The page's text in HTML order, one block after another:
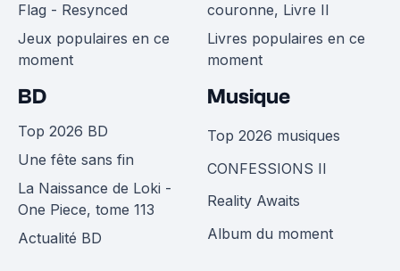
Flag - Resynced
Jeux populaires en ce
moment
couronne, Livre II
Livres populaires en ce
moment
BD
Top 2026 BD
Une fête sans fin
La Naissance de Loki -
One Piece, tome 113
Actualité BD
Musique
Top 2026 musiques
CONFESSIONS II
Reality Awaits
Album du moment